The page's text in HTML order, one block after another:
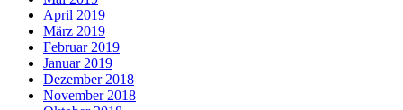
April 2019
März 2019
Februar 2019
Januar 2019
Dezember 2018
November 2018